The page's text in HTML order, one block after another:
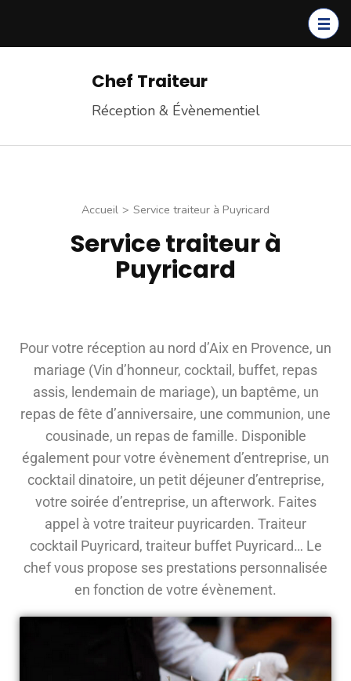
Chef Traiteur
Réception & Évènementiel
Accueil > Service traiteur à Puyricard
Service traiteur à
Puyricard
Pour votre réception au nord d’Aix en Provence, un
mariage (Vin d’honneur, cocktail, buffet, repas
assis, lendemain de mariage), un baptême, un
repas de fête d’anniversaire, une communion, une
cousinade, un repas de famille. Disponible
également pour votre évènement d’entreprise, un
cocktail dinatoire, un petit déjeuner d’entreprise,
votre soirée d’entreprise, un afterwork. Faites
appel à votre traiteur puyricarden. Traiteur
cocktail Puyricard, traiteur buffet Puyricard… Le
chef vous propose ses prestations personnalisée
en fonction de votre évènement.